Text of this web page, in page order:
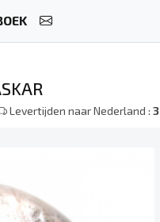
Levertijden naar Nederland :3